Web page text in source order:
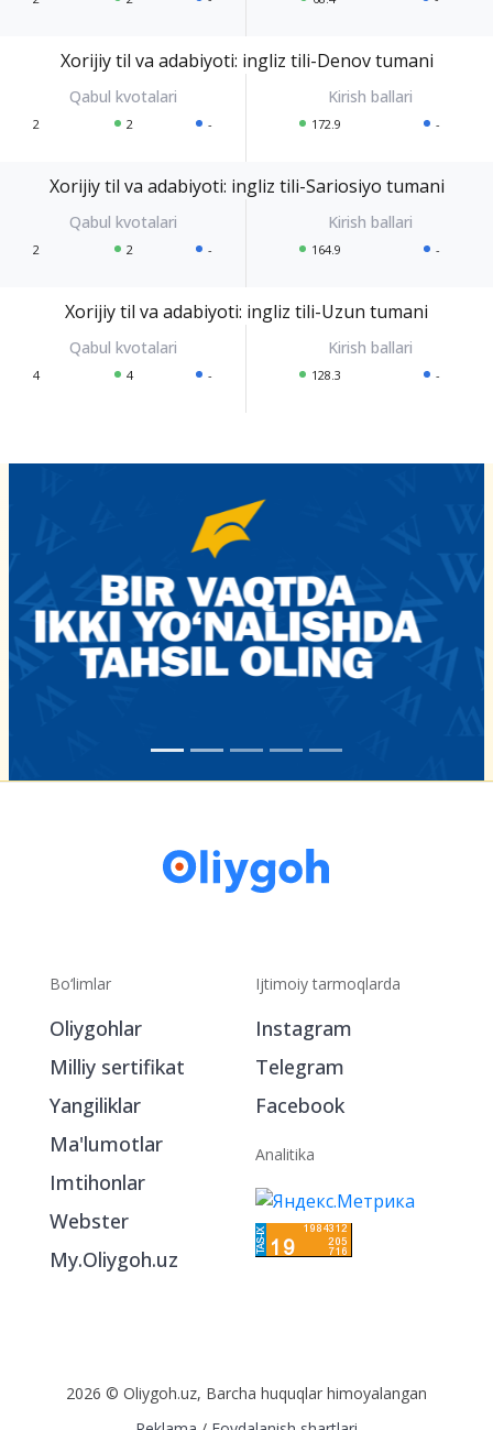
Xorijiy til va adabiyoti: ingliz tili-Denov tumani
2 2 - 172.9 -
Xorijiy til va adabiyoti: ingliz tili-Sariosiyo tumani
2 2 - 164.9 -
Xorijiy til va adabiyoti: ingliz tili-Uzun tumani
4 4 - 128.3 -
Bo‘limlar
Oliygohlar
Milliy sertifikat
Yangiliklar
Ma'lumotlar
Imtihonlar
Webster
My.Oliygoh.uz
Ijtimoiy tarmoqlarda
Instagram
Telegram
Facebook
Analitika
2026 © Oliygoh.uz, Barcha huquqlar himoyalangan